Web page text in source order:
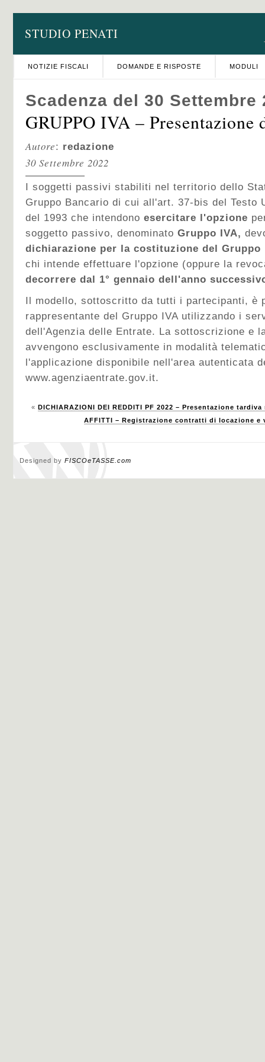
STUDIO PENATI
NOTIZIE FISCALI DOMANDE E RISPOSTE MODULI
Scadenza del 30 Settembre
GRUPPO IVA – Presentazione
Autore: redazione
30 Settembre 2022
I soggetti passivi stabiliti nel territorio dello
Gruppo Bancario di cui all'art. 37-bis del Testo
del 1993 che intendono esercitare l'opzione
soggetto passivo, denominato Gruppo IVA,
dichiarazione per la costituzione del Gruppo
chi intende effettuare l'opzione (oppure la
decorrere dal 1° gennaio dell'anno
Il modello, sottoscritto da tutti i partecipanti, è
rappresentante del Gruppo IVA utilizzando i
dell'Agenzia delle Entrate. La sottoscrizione e
avvengono esclusivamente in modalità
l'applicazione disponibile nell'area autenticata
www.agenziaentrate.gov.it.
« DICHIARAZIONI DEI REDDITI PF 2022 – Presentazione
AFFITTI – Registrazione contratti di locazione
Designed by FISCOeTASSE.com